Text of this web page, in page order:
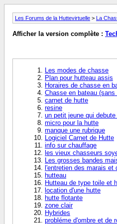
Les Forums de la Huttevirtuelle > La
Afficher la version complète :
Les modes de chasse
Plan pour hutteau assis
Horaires de chasse en
Chasse en bateau (sans
carnet de hutte
resine
un petit jeune qui
micro pour la hutte
manque une rubrique
Logiciel Carnet de Hutte
info sur chauffage
les vieux chasseurs
Les grosses bandes
l'entretien des marais et
hutteau
Hutteau de type toile et
location d'une hutte
hutte flotante
zone clair
Hybrides
probléme d'ombre et de